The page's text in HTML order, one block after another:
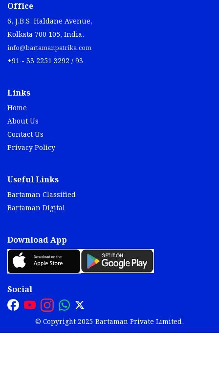
Office
6, J.B.S. Haldane Avenue,
Kolkata 700 105, India.
info@bartamanpatrika.com
+91 - 33 2251 3292 / 93
Links
Home
About Us
Contact Us
Privacy Policy
Useful Links
Bartaman Classified
Bartaman Digital
Download App
Social
© Copyright 2025 Bartaman Private Limited.